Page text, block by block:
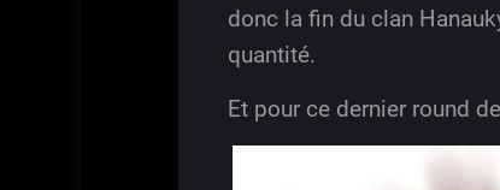
donc la fin du clan
quantité.
Et pour ce dernier round